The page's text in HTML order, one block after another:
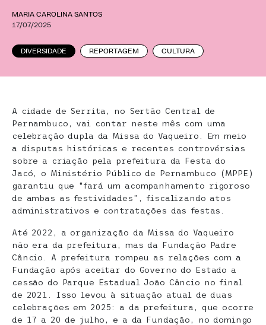
MARIA CAROLINA SANTOS
17/07/2025
DIVERSIDADE REPORTAGEM CULTURA
A cidade de Serrita, no Sertão Central de
Pernambuco, vai contar neste mês com uma
celebração dupla da Missa do Vaqueiro. Em meio
a disputas históricas e recentes controvérsias
sobre a criação pela prefeitura da Festa do
Jacó, o Ministério Público de Pernambuco (MPPE)
garantiu que “fará um acompanhamento rigoroso
de ambas as festividades”, fiscalizando atos
administrativos e contratações das festas.
Até 2022, a organização da Missa do Vaqueiro
não era da prefeitura, mas da Fundação Padre
Câncio. A prefeitura rompeu as relações com a
Fundação após aceitar do Governo do Estado a
cessão do Parque Estadual João Câncio no final
de 2021. Isso levou à situação atual de duas
celebrações em 2025: a da prefeitura, que ocorre
de 17 a 20 de julho, e a da Fundação, no domingo